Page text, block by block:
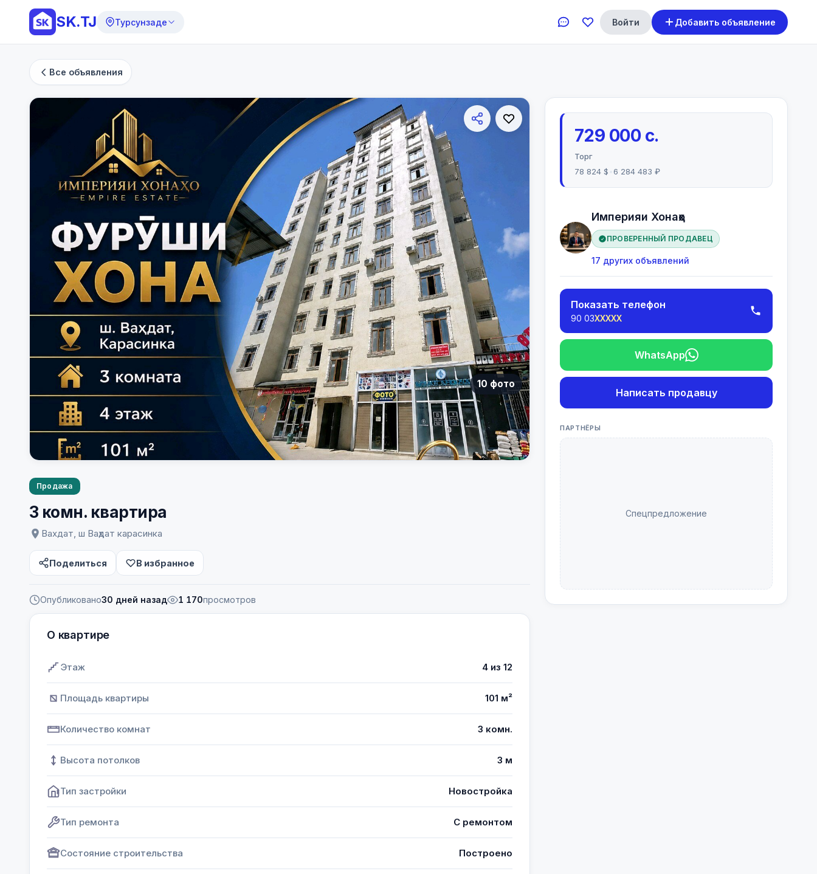
SK.TJ Турсунзаде Войти Добавить объявление
Все объявления
10 фото
Продажа
3 комн. квартира
Вахдат, ш Ваҳдат карасинка
Поделиться В избранное
Опубликовано30 дней назад 1 170просмотров
О квартире
Этаж 4 из 12
Площадь квартиры 101 м²
Количество комнат 3 комн.
Высота потолков 3 м
Тип застройки Новостройка
Тип ремонта С ремонтом
Состояние строительства Построено
729 000 с.
Торг
78 824 $
6 284 483 ₽
Империяи Хонаҳо
ПРОВЕРЕННЫЙ ПРОДАВЕЦ
17 других объявлений
Показать телефон
90 03XXXXX
WhatsApp
Написать продавцу
ПАРТНЁРЫ
Спецпредложение